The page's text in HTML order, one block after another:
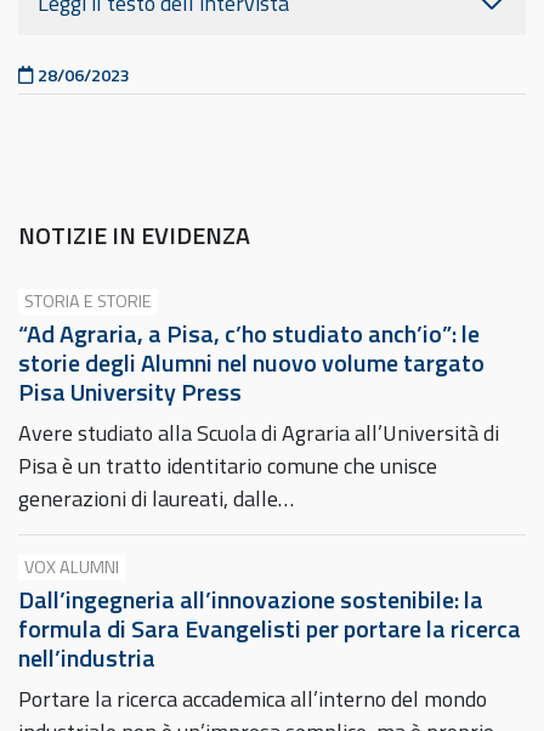
Pubblicato il
28/06/2023
NOTIZIE IN EVIDENZA
STORIA E STORIE
“Ad Agraria, a Pisa, c’ho studiato anch’io”: le
storie degli Alumni nel nuovo volume targato
Pisa University Press
Avere studiato alla Scuola di Agraria all’Università di
Pisa è un tratto identitario comune che unisce
generazioni di laureati, dalle…
VOX ALUMNI
Dall’ingegneria all’innovazione sostenibile: la
formula di Sara Evangelisti per portare la ricerca
nell’industria
Portare la ricerca accademica all’interno del mondo